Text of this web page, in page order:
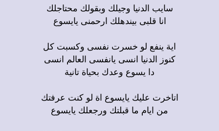
سايب الدنيا وجيلك وبقولك محتاجلك
انا قلبى بيندهلك ارحمنى يايسوع
اية ينفع لو خسرت نفسى وكسبت كل
كنوز الدنيا انسى يانفسى العالم انسى
دا يسوع وعدك بحياة تانية
اتاخرت عليك يايسوع اة لو كنت عرفتك
من ايام ما قبلتك ورجعلك يايسوع